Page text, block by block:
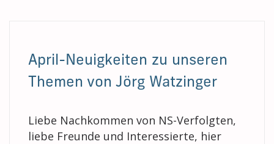
April-Neuigkeiten zu unseren
Themen von Jörg Watzinger
Liebe Nachkommen von NS-Verfolgten,
liebe Freunde und Interessierte, hier